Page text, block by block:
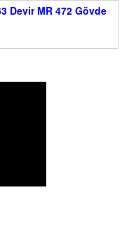
Devir MR 472 Gövde